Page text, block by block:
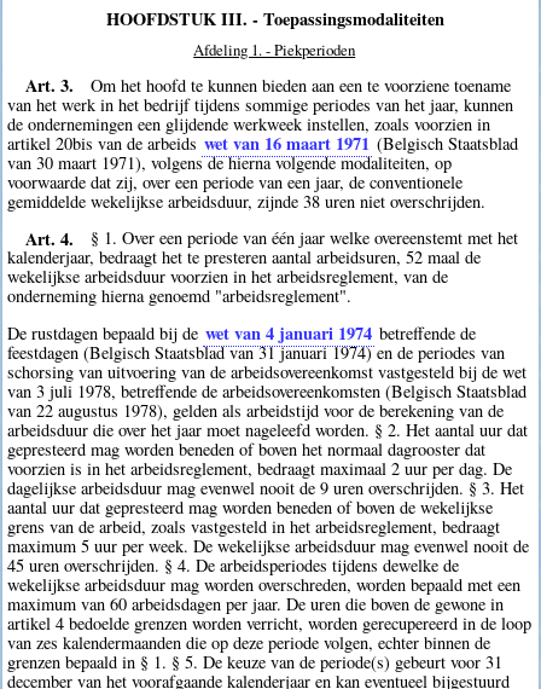
HOOFDSTUK III. - Toepassingsmodaliteiten
Afdeling 1. - Piekperioden
Art. 3.
Om het hoofd te kunnen bieden aan een te voorziene toename
van het werk in het bedrijf tijdens sommige periodes van het jaar, kunnen
de ondernemingen een glijdende werkweek instellen, zoals voorzien in
artikel 20bis van de arbeids wet van 16 maart 1971 (Belgisch Staatsblad
van 30 maart 1971), volgens de hierna volgende modaliteiten, op
voorwaarde dat zij, over een periode van een jaar, de conventionele
gemiddelde wekelijkse arbeidsduur, zijnde 38 uren niet overschrijden.
Art. 4.
§ 1. Over een periode van één jaar welke overeenstemt met het
kalenderjaar, bedraagt het te presteren aantal arbeidsuren, 52 maal de
wekelijkse arbeidsduur voorzien in het arbeidsreglement, van de
onderneming hierna genoemd "arbeidsreglement".
De rustdagen bepaald bij de wet van 4 januari 1974 betreffende de
feestdagen (Belgisch Staatsblad van 31 januari 1974) en de periodes van
schorsing van uitvoering van de arbeidsovereenkomst vastgesteld bij de wet
van 3 juli 1978, betreffende de arbeidsovereenkomsten (Belgisch Staatsblad
van 22 augustus 1978), gelden als arbeidstijd voor de berekening van de
arbeidsduur die over het jaar moet nageleefd worden. § 2. Het aantal uur dat
gepresteerd mag worden beneden of boven het normaal dagrooster dat
voorzien is in het arbeidsreglement, bedraagt maximaal 2 uur per dag. De
dagelijkse arbeidsduur mag evenwel nooit de 9 uren overschrijden. § 3. Het
aantal uur dat gepresteerd mag worden beneden of boven de wekelijkse
grens van de arbeid, zoals vastgesteld in het arbeidsreglement, bedraagt
maximum 5 uur per week. De wekelijkse arbeidsduur mag evenwel nooit de
45 uren overschrijden. § 4. De arbeidsperiodes tijdens dewelke de
wekelijkse arbeidsduur mag worden overschreden, worden bepaald met een
maximum van 60 arbeidsdagen per jaar. De uren die boven de gewone in
artikel 4 bedoelde grenzen worden verricht, worden gerecupereerd in de loop
van zes kalendermaanden die op deze periode volgen, echter binnen de
grenzen bepaald in § 1. § 5. De keuze van de periode(s) gebeurt voor 31
december van het voorafgaande kalenderjaar en kan eventueel bijgestuurd